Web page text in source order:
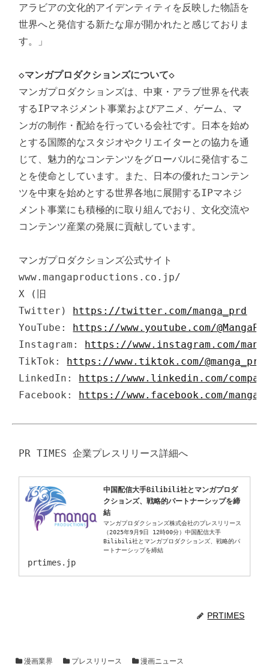
アラビアの文化的アイデンティティを反映した物語を
世界へと発信する新たな扉が開かれたと感じておりま
す。」
◇マンガプロダクションズについて◇
マンガプロダクションズは、中東・アラブ世界を代表
するIPマネジメント事業およびアニメ、ゲーム、マ
ンガの制作・配給を行っている会社です。日本を始め
とする国際的なスタジオやクリエイターとの協力を通
じて、魅力的なコンテンツをグローバルに発信するこ
とを使命としています。また、日本の優れたコンテン
ツを中東を始めとする世界各地に展開するIPマネジ
メント事業にも積極的に取り組んでおり、文化交流や
コンテンツ産業の発展に貢献しています。
マンガプロダクションズ公式サイト
www.mangaproductions.co.jp/
X (旧
Twitter) https://twitter.com/manga_prd
YouTube: https://www.youtube.com/
Instagram: https://www.instagram.com/
TikTok: https://www.tiktok.com/@manga_prd
LinkedIn: https://www.linkedin.com/
Facebook: https://www.facebook.com/
中国配信大手Bilibili社とマンガプロダ
クションズ、戦略的パートナーシップを締
結
マンガプロダクションズ株式会社のプレスリリース
（2025年9月9日 12時00分）中国配信大手
Bilibili社とマンガプロダクションズ、戦略的パ
ートナーシップを締結
prtimes.jp
PRTIMES
漫画業界 プレスリリース 漫画ニュース